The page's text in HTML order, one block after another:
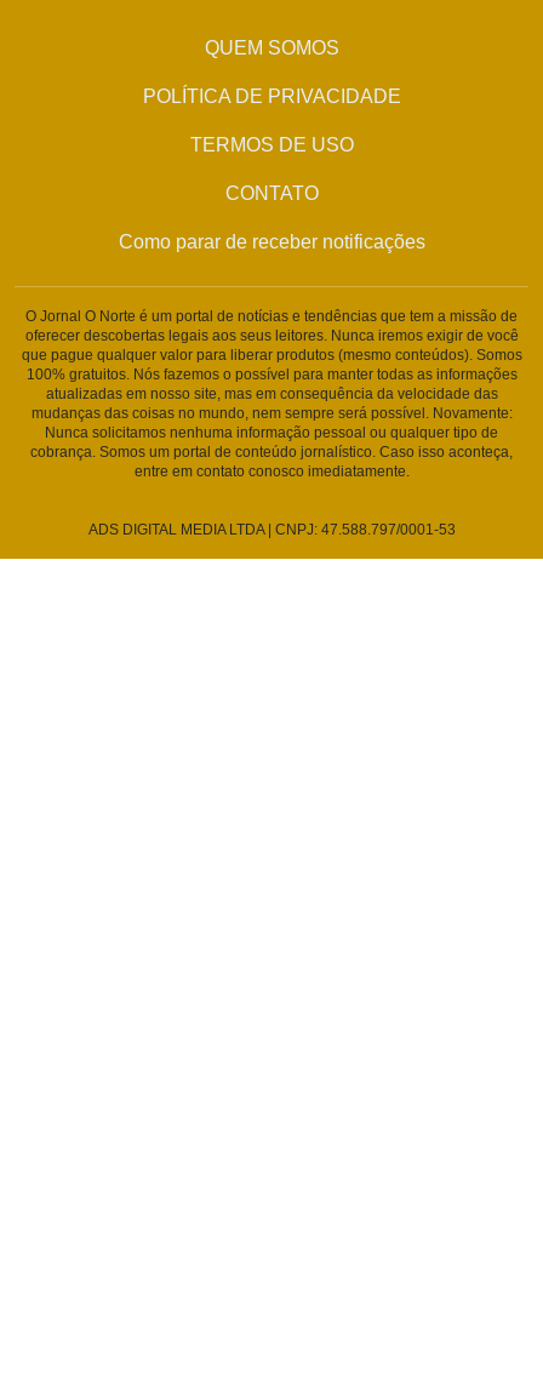
QUEM SOMOS
POLÍTICA DE PRIVACIDADE
TERMOS DE USO
CONTATO
Como parar de receber notificações
O Jornal O Norte é um portal de notícias e tendências que tem a missão de
oferecer descobertas legais aos seus leitores. Nunca iremos exigir de você
que pague qualquer valor para liberar produtos (mesmo conteúdos). Somos
100% gratuitos. Nós fazemos o possível para manter todas as informações
atualizadas em nosso site, mas em consequência da velocidade das
mudanças das coisas no mundo, nem sempre será possível. Novamente:
Nunca solicitamos nenhuma informação pessoal ou qualquer tipo de
cobrança. Somos um portal de conteúdo jornalístico. Caso isso aconteça,
entre em contato conosco imediatamente.
ADS DIGITAL MEDIA LTDA | CNPJ: 47.588.797/0001-53